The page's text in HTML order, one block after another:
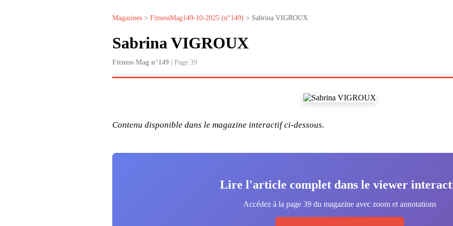
Magazines > FitnessMag149-10-2025 (n°149) > Sabrina VIGROUX
Sabrina VIGROUX
Fitness Mag n°149 | Page 39
Contenu disponible dans le magazine interactif ci-dessous.
Lire l'article complet dans le viewer
Accédez à la page 39 du magazine avec zoom et annotations